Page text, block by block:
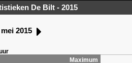
De Bilt - 2015
2015
Maximum